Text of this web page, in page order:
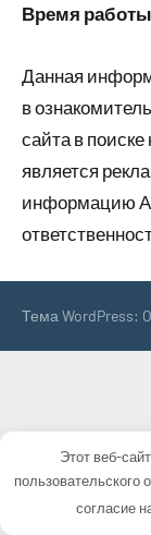
Время
Данная
в
сайта в
является
информацию
Тема WordPress:
Этот веб-
пользовательского
согласие